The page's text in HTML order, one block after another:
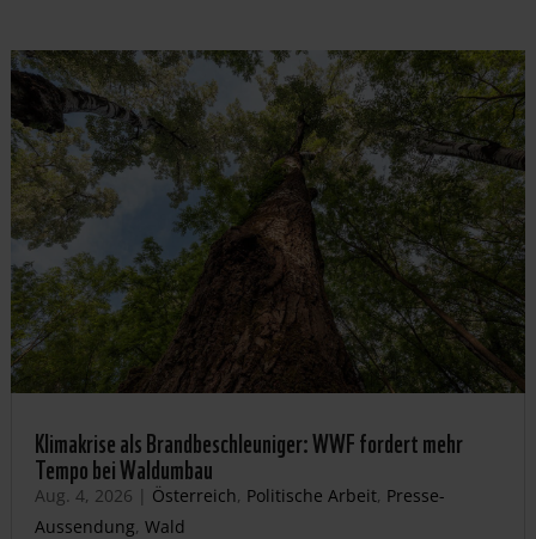
Klimakrise als Brandbeschleuniger: WWF fordert mehr
Tempo bei Waldumbau
Aug. 4, 2026 | Österreich, Politische Arbeit, Presse-
Aussendung, Wald